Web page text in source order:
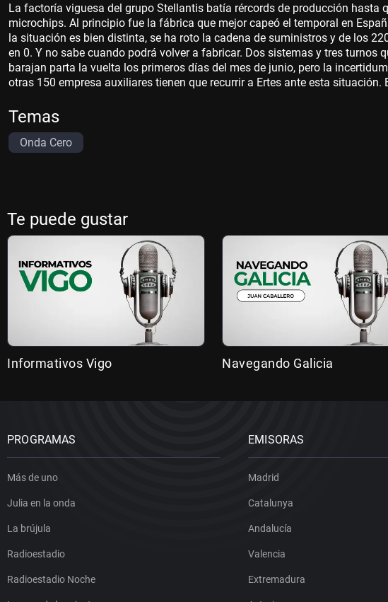
La factoría viguesa del grupo Stellantis batía rércords de producción hasta
microchips. Al principio fue la fábrica que mejor capeó el temporal en
la situación es bien distinta, se ha roto la cadena de suministros y de los
en 0. Y no sabe cuando podrá volver a fabricar. Dos sistemas y tres turnos
barajan parta la vuelta los primeros días del mes de junio, pero la
otras 150 empresa auxiliares tienen que recurrir a Ertes ante esta
Temas
Onda Cero
Te puede gustar
Informativos Vigo Navegando Galicia
PROGRAMAS
Más de uno
Julia en la onda
La brújula
Radioestadio
Radioestadio Noche
EMISORAS
Madrid
Catalunya
Andalucía
Valencia
Extremadura